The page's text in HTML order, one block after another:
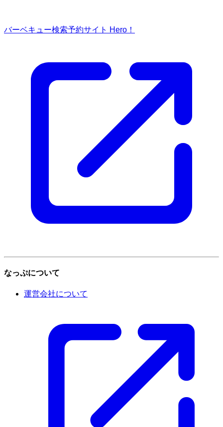
バーベキュー検索予約サイト Hero！
なっぷについて
運営会社について